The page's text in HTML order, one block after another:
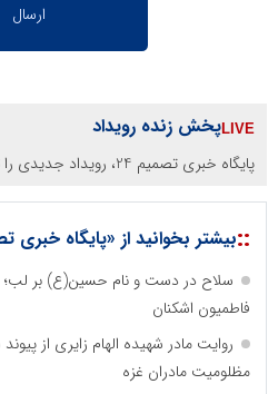
پخش زنده رویداد
پایگاه خبری تصمیم 24، رویداد جدیدی را ثبت نکرده است.
::بیشتر بخوانید از «پایگاه خبری
سلاح در دست و نام حسین(ع) بر
فاطمیون اشکنان
روایت مادر شهیده الهام زایری از
مظلومیت مادران غزه